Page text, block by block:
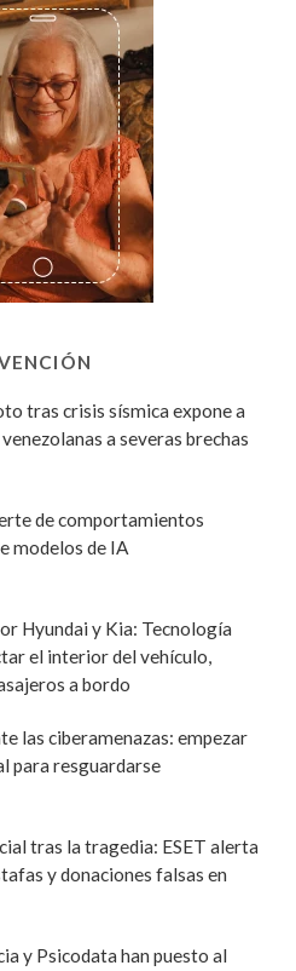
tras crisis sísmica expone a
a severas brechas
de comportamientos
modelos de IA
Hyundai y Kia: Tecnología
el interior del vehículo,
a bordo
las ciberamenazas: empezar
para resguardarse
tras la tragedia: ESET alerta
y donaciones falsas en
y Psicodata han puesto al